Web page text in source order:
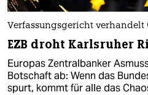
Verfassungsgericht
EZB droht Karlsruher
Europas Zentralbanker
Botschaft ab: Wenn das
spurt, kommt für alle das